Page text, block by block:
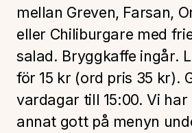
mellan Greven, Farsan,
eller Chiliburgare med
salad. Bryggkaffe ingår.
för 15 kr (ord pris 35 kr).
vardagar till 15:00. Vi
annat gott på menyn